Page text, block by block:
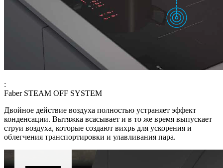
:
Faber STEAM OFF SYSTEM
Двойное действие воздуха полностью устраняет эффект
конденсации. Вытяжка всасывает и в то же время выпускает
струи воздуха, которые создают вихрь для ускорения и
облегчения транспортировки и улавливания пара.